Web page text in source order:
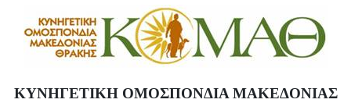
ΚΥΝΗΓΕΤΙΚΗ ΟΜΟΣΠΟΝΔΙΑ ΜΑΚΕΔΟΝΙΑΣ